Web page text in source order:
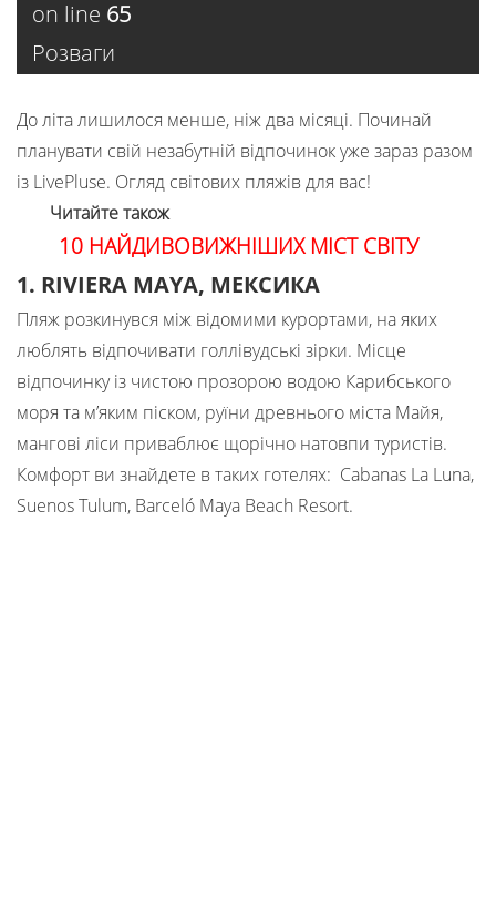
on line 65
Розваги
До літа лишилося менше, ніж два місяці. Починай
планувати свій незабутній відпочинок уже зараз разом
із LivePluse. Огляд світових пляжів для вас!
Читайте також
10 НАЙДИВОВИЖНІШИХ МІСТ СВІТУ
1. RIVIERA MAYA, МЕКСИКА
Пляж розкинувся між відомими курортами, на яких
люблять відпочивати голлівудські зірки. Місце
відпочинку із чистою прозорою водою Карибського
моря та м’яким піском, руїни древнього міста Майя,
мангові ліси приваблює щорічно натовпи туристів.
Комфорт ви знайдете в таких готелях: Cabanas La Luna,
Suenos Tulum, Barceló Maya Beach Resort.